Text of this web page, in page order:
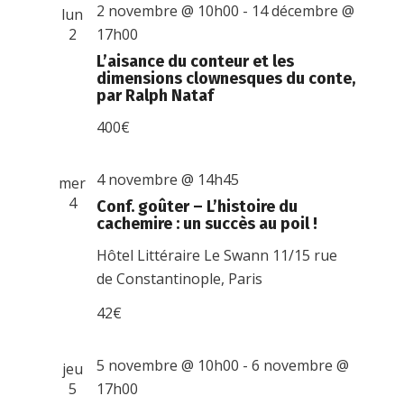
lun
2
L’aisance du conteur et les
dimensions clownesques du conte,
par Ralph Nataf
2 novembre @ 10h00 - 14 décembre @
17h00
400€
mer
4
Conf. goûter – L’histoire du
cachemire : un succès au poil !
4 novembre @ 14h45
Hôtel Littéraire Le Swann 11/15 rue
de Constantinople, Paris
42€
jeu
5
5 novembre @ 10h00 -6 novembre @
17h00